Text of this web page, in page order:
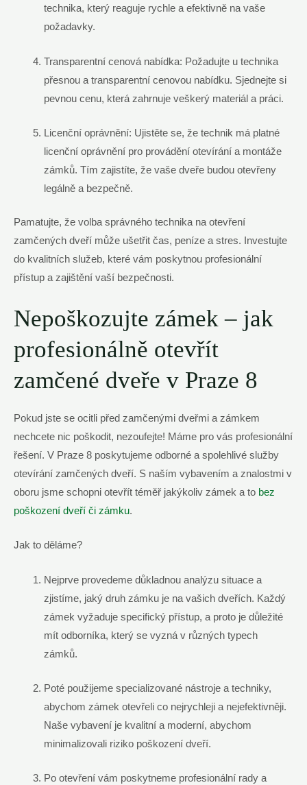
⁣technika, ‍který reaguje rychle ⁣a efektivně na‌ vaše
⁢požadavky.
Transparentní cenová ⁣nabídka: Požadujte u‍ technika ​
přesnou‍ a transparentní cenovou nabídku.⁢ Sjednejte si⁢
pevnou ‍cenu, která‍ zahrnuje⁣ veškerý​ materiál a práci.
Licenční oprávnění: Ujistěte se, že technik má​ platné
‌licenční oprávnění⁢ pro provádění otevírání‍ a ‍montáže
‍zámků.⁤ Tím zajistíte,‌ že vaše dveře budou ‌otevřeny
⁤legálně a⁤ bezpečně.
Pamatujte, že⁢ volba správného ​technika na otevření
⁤zamčených dveří‌ může ⁢ušetřit čas, peníze a stres. Investujte
do kvalitních služeb, které vám poskytnou‌ profesionální⁤
přístup ​a ‍zajištění vaší bezpečnosti.
Nepoškozujte zámek – jak
profesionálně otevřít​
zamčené dveře ‌v Praze 8
Pokud ‌jste⁤ se ⁤ocitli před zamčenými dveřmi a zámkem
nechcete nic poškodit, nezoufejte! Máme pro vás‌ profesionální
řešení. V Praze ⁣8 poskytujeme ⁢odborné a spolehlivé služby
otevírání‍ zamčených dveří. S ⁢naším vybavením a znalostmi v
oboru jsme ‌schopni otevřít téměř jakýkoliv ‍zámek a to​ bez ​
poškození dveří či ⁢zámku.
Jak to děláme?
Nejprve provedeme důkladnou analýzu situace ​a‌
zjistíme, jaký‍ druh zámku je na vašich ‌dveřích. Každý‌
zámek vyžaduje specifický přístup, a proto je důležité⁣
mít odborníka,‍ který se vyzná ‌v různých⁤ typech
zámků.
Poté použijeme specializované nástroje a techniky,
abychom zámek otevřeli co nejrychleji a nejefektivněji.
Naše vybavení je kvalitní a moderní, abychom
minimalizovali ‌riziko poškození dveří.
Po otevření ⁣vám poskytneme profesionální rady a